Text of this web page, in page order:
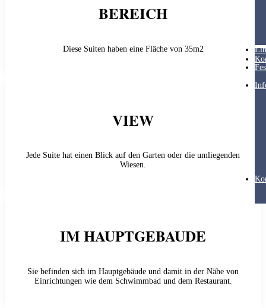
BEREICH
Diese Suiten haben eine Fläche von 35m2
VIEW
Jede Suite hat einen Blick auf den Garten oder die umliegenden
Wiesen.
IM HAUPTGEBAUDE
Sie befinden sich im Hauptgebäude und damit in der Nähe von
Einrichtungen wie dem Schwimmbad und dem Restaurant.